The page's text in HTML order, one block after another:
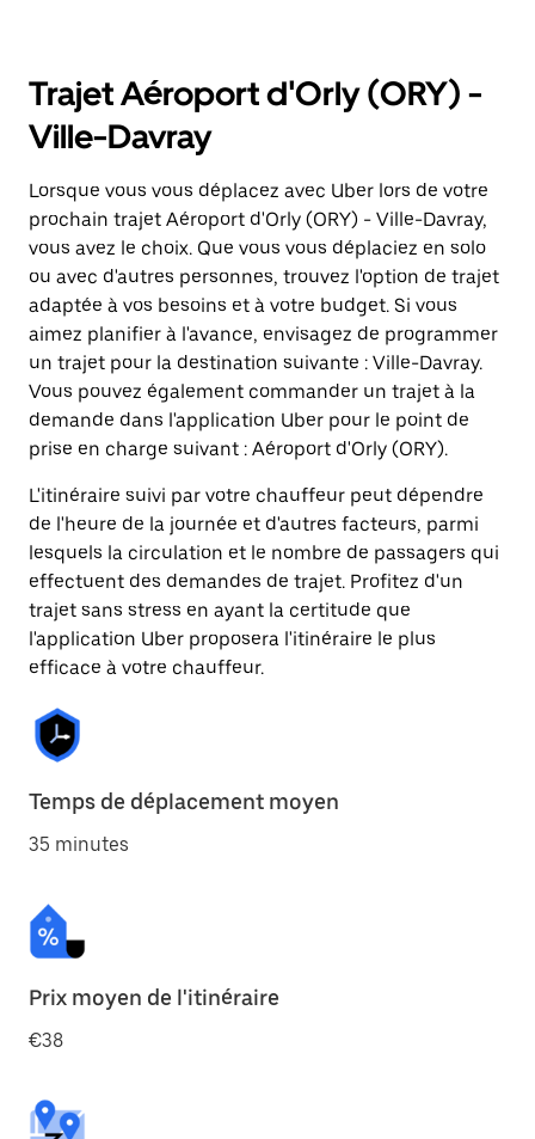
Trajet Aéroport d'Orly (ORY) -
Ville-Davray
Lorsque vous vous déplacez avec Uber lors de votre
prochain trajet Aéroport d'Orly (ORY) - Ville-Davray,
vous avez le choix. Que vous vous déplaciez en solo
ou avec d'autres personnes, trouvez l'option de trajet
adaptée à vos besoins et à votre budget. Si vous
aimez planifier à l'avance, envisagez de programmer
un trajet pour la destination suivante : Ville-Davray.
Vous pouvez également commander un trajet à la
demande dans l'application Uber pour le point de
prise en charge suivant : Aéroport d'Orly (ORY).
L'itinéraire suivi par votre chauffeur peut dépendre
de l'heure de la journée et d'autres facteurs, parmi
lesquels la circulation et le nombre de passagers qui
effectuent des demandes de trajet. Profitez d'un
trajet sans stress en ayant la certitude que
l'application Uber proposera l'itinéraire le plus
efficace à votre chauffeur.
Temps de déplacement moyen
35 minutes
Prix moyen de l'itinéraire
€38